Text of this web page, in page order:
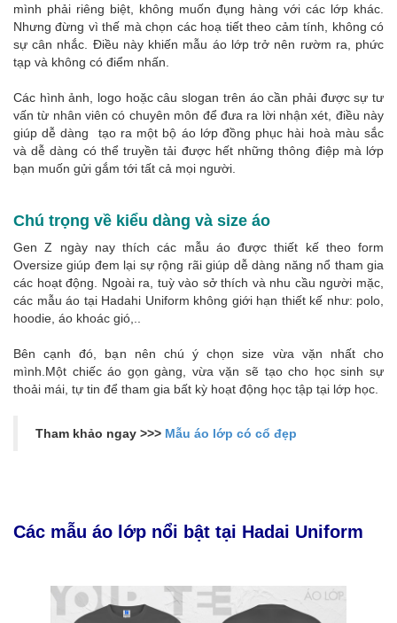
mình phải riêng biệt, không muốn đụng hàng với các lớp khác.
Nhưng đừng vì thế mà chọn các hoạ tiết theo cảm tính, không có
sự cân nhắc. Điều này khiến mẫu áo lớp trở nên rườm ra, phức
tạp và không có điểm nhấn.
Các hình ảnh, logo hoặc câu slogan trên áo cần phải được sự tư
vấn từ nhân viên có chuyên môn để đưa ra lời nhận xét, điều này
giúp dễ dàng tạo ra một bộ áo lớp đồng phục hài hoà màu sắc
và dễ dàng có thể truyền tải được hết những thông điệp mà lớp
bạn muốn gửi gắm tới tất cả mọi người.
Chú trọng về kiểu dàng và size áo
Gen Z ngày nay thích các mẫu áo được thiết kế theo form
Oversize giúp đem lại sự rộng rãi giúp dễ dàng năng nổ tham gia
các hoạt động. Ngoài ra, tuỳ vào sở thích và nhu cầu người mặc,
các mẫu áo tại Hadahi Uniform không giới hạn thiết kế như: polo,
hoodie, áo khoác gió,..
Bên cạnh đó, bạn nên chú ý chọn size vừa vặn nhất cho
mình.Một chiếc áo gọn gàng, vừa vặn sẽ tạo cho học sinh sự
thoải mái, tự tin để tham gia bất kỳ hoạt động học tập tại lớp học.
Tham khảo ngay >>> Mẫu áo lớp có cổ đẹp
Các mẫu áo lớp nổi bật tại Hadai Uniform